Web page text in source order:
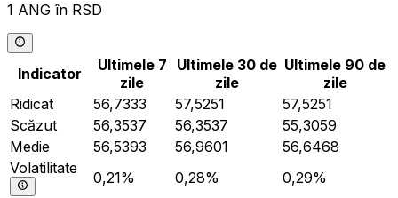
1 ANG în RSD
Indicator
Ultimele 7
zile
Ultimele 30 de
zile
Ultimele 90 de
zile
Ridicat
56,7333 57,5251
57,5251
Scăzut
56,3537 56,3537
55,3059
Medie
56,5393 56,9601
56,6468
Volatilitate
0,21% 0,28% 0,29%